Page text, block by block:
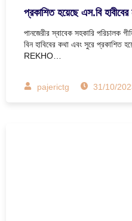
প্রকাশিত হয়েছে এস.বি
পানজেরীর স্বাবেক সহকারি পরিচালক
বিন হাবিবের কথা এবং সুরে প্রকাশিত
REKHO…
pajerictg 31/10/